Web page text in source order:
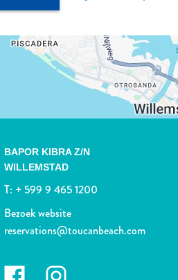
BAPOR KIBRA Z/N
WILLEMSTAD
T: + 599 9 465 1200
Bezoek website
reservations@toucanbeach.com